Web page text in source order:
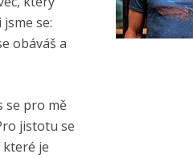
se:
obáváš a
se pro mě
jistotu se
je